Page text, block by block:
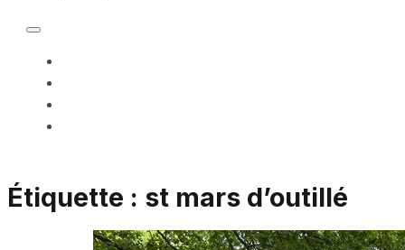
Étiquette : st mars d’outillé